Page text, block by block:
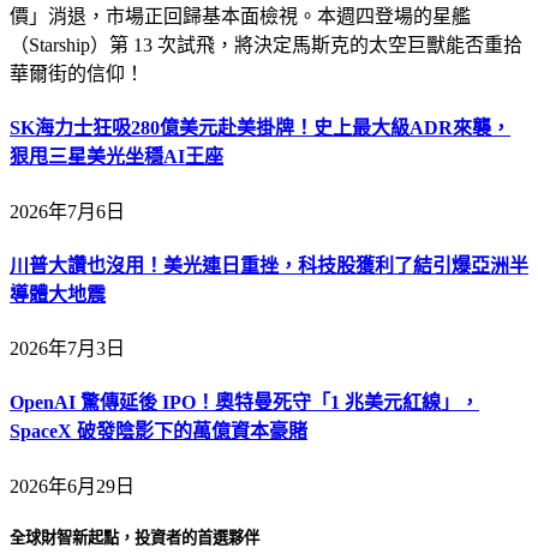
價」消退，市場正回歸基本面檢視。本週四登場的星艦
（Starship）第 13 次試飛，將決定馬斯克的太空巨獸能否重拾
華爾街的信仰！
SK海力士狂吸280億美元赴美掛牌！史上最大級ADR來襲，
狠甩三星美光坐穩AI王座
2026年7月6日
川普大讚也沒用！美光連日重挫，科技股獲利了結引爆亞洲半
導體大地震
2026年7月3日
OpenAI 驚傳延後 IPO！奧特曼死守「1 兆美元紅線」，
SpaceX 破發陰影下的萬億資本豪賭
2026年6月29日
全球財智新起點，投資者的首選夥伴